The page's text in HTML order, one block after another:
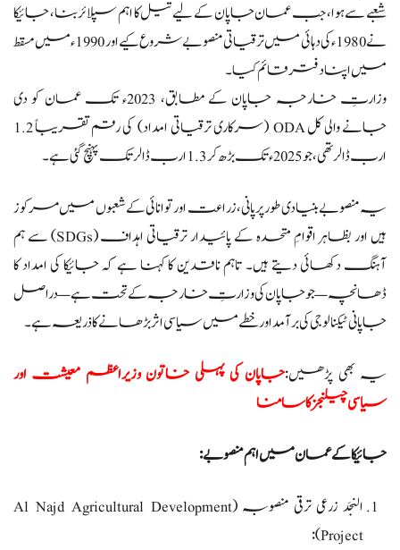
شعبے سے ہوا، جب عمان جاپان کے لیے تیل کا اہم سپلائر بنا، جائیکا
نے 1980ء کی دہائی میں ترقیاتی منصوبے شروع کیے اور 1990ء میں مسقط
میں اپنا دفتر قائم کیا۔
وزارتِ خارجہ جاپان کے مطابق، 2023ء تک عمان کو دی
جانے والی کل ODA (سرکاری ترقیاتی امداد) کی رقم تقریباً 1.2
ارب ڈالر تھی، جو 2025ء تک بڑھ کر 1.3 ارب ڈالر تک پہنچ گئی ہے۔
یہ منصوبے بنیادی طور پر پانی، زراعت اور توانائی کے شعبوں میں مرکوز
ہیں اور بظاہر اقوامِ متحدہ کے پائیدار ترقیاتی اہداف (SDGs) سے ہم
آہنگ دکھائی دیتے ہیں۔ تاہم ناقدین کا کہنا ہے کہ جائیکا کی امداد کا
ڈھانچہ — جو جاپان کی وزارتِ خارجہ کے تحت ہے — دراصل
جاپانی ٹیکنالوجی کی برآمد اور خطے میں سیاسی اثر بڑھانے کا ذریعہ ہے۔
یہ بھی پڑھیں:جاپان کی پہلی خاتون وزیراعظم معیشت اور
سیاسی چیلنجز کا سامنا
جائیکا کے عمان میں اہم منصوبے:
النجَد زرعی ترقی منصوبہ (Al Najd Agricultural Development
Project):